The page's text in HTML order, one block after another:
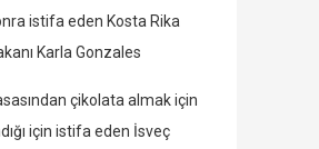
istifa eden Kosta Rika
Karla Gonzales
çikolata almak için
için istifa eden İsveç